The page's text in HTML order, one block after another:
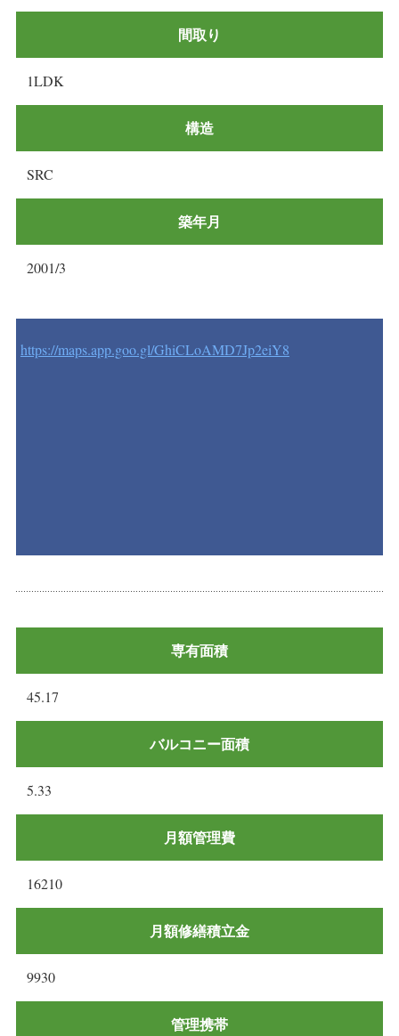
間取り
1LDK
構造
SRC
築年月
2001/3
https://maps.app.goo.gl/GhiCLoAMD7Jp2eiY8
専有面積
45.17
バルコニー面積
5.33
月額管理費
16210
月額修繕積立金
9930
管理携帯